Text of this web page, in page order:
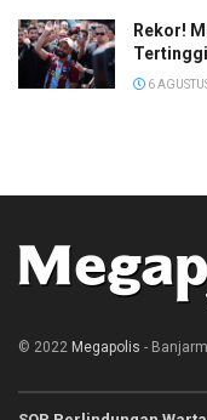
Rekor!
6
© 2022 Megapolis -